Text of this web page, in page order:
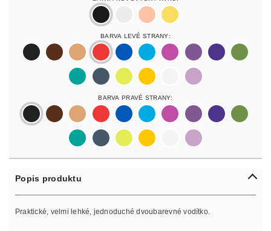
black
silver rosegoldgold
Barva Levé Strany:
black
darkbrownlightbrown
red blue lightbluelightpurplepurpur purple olive
pastelgreen
petrol neonyellow
yellow white lilac
Barva Pravé Strany:
black
darkbrownlightbrown
red blue lightbluelightpurplepurpur purple olive
pastelgreen
petrol neonyellow
yellow white lilac
Popis produktu
Praktické, velmi lehké, jednoduché dvoubarevné vodítko.